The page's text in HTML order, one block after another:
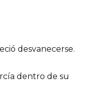
desvanecerse.
dentro de su